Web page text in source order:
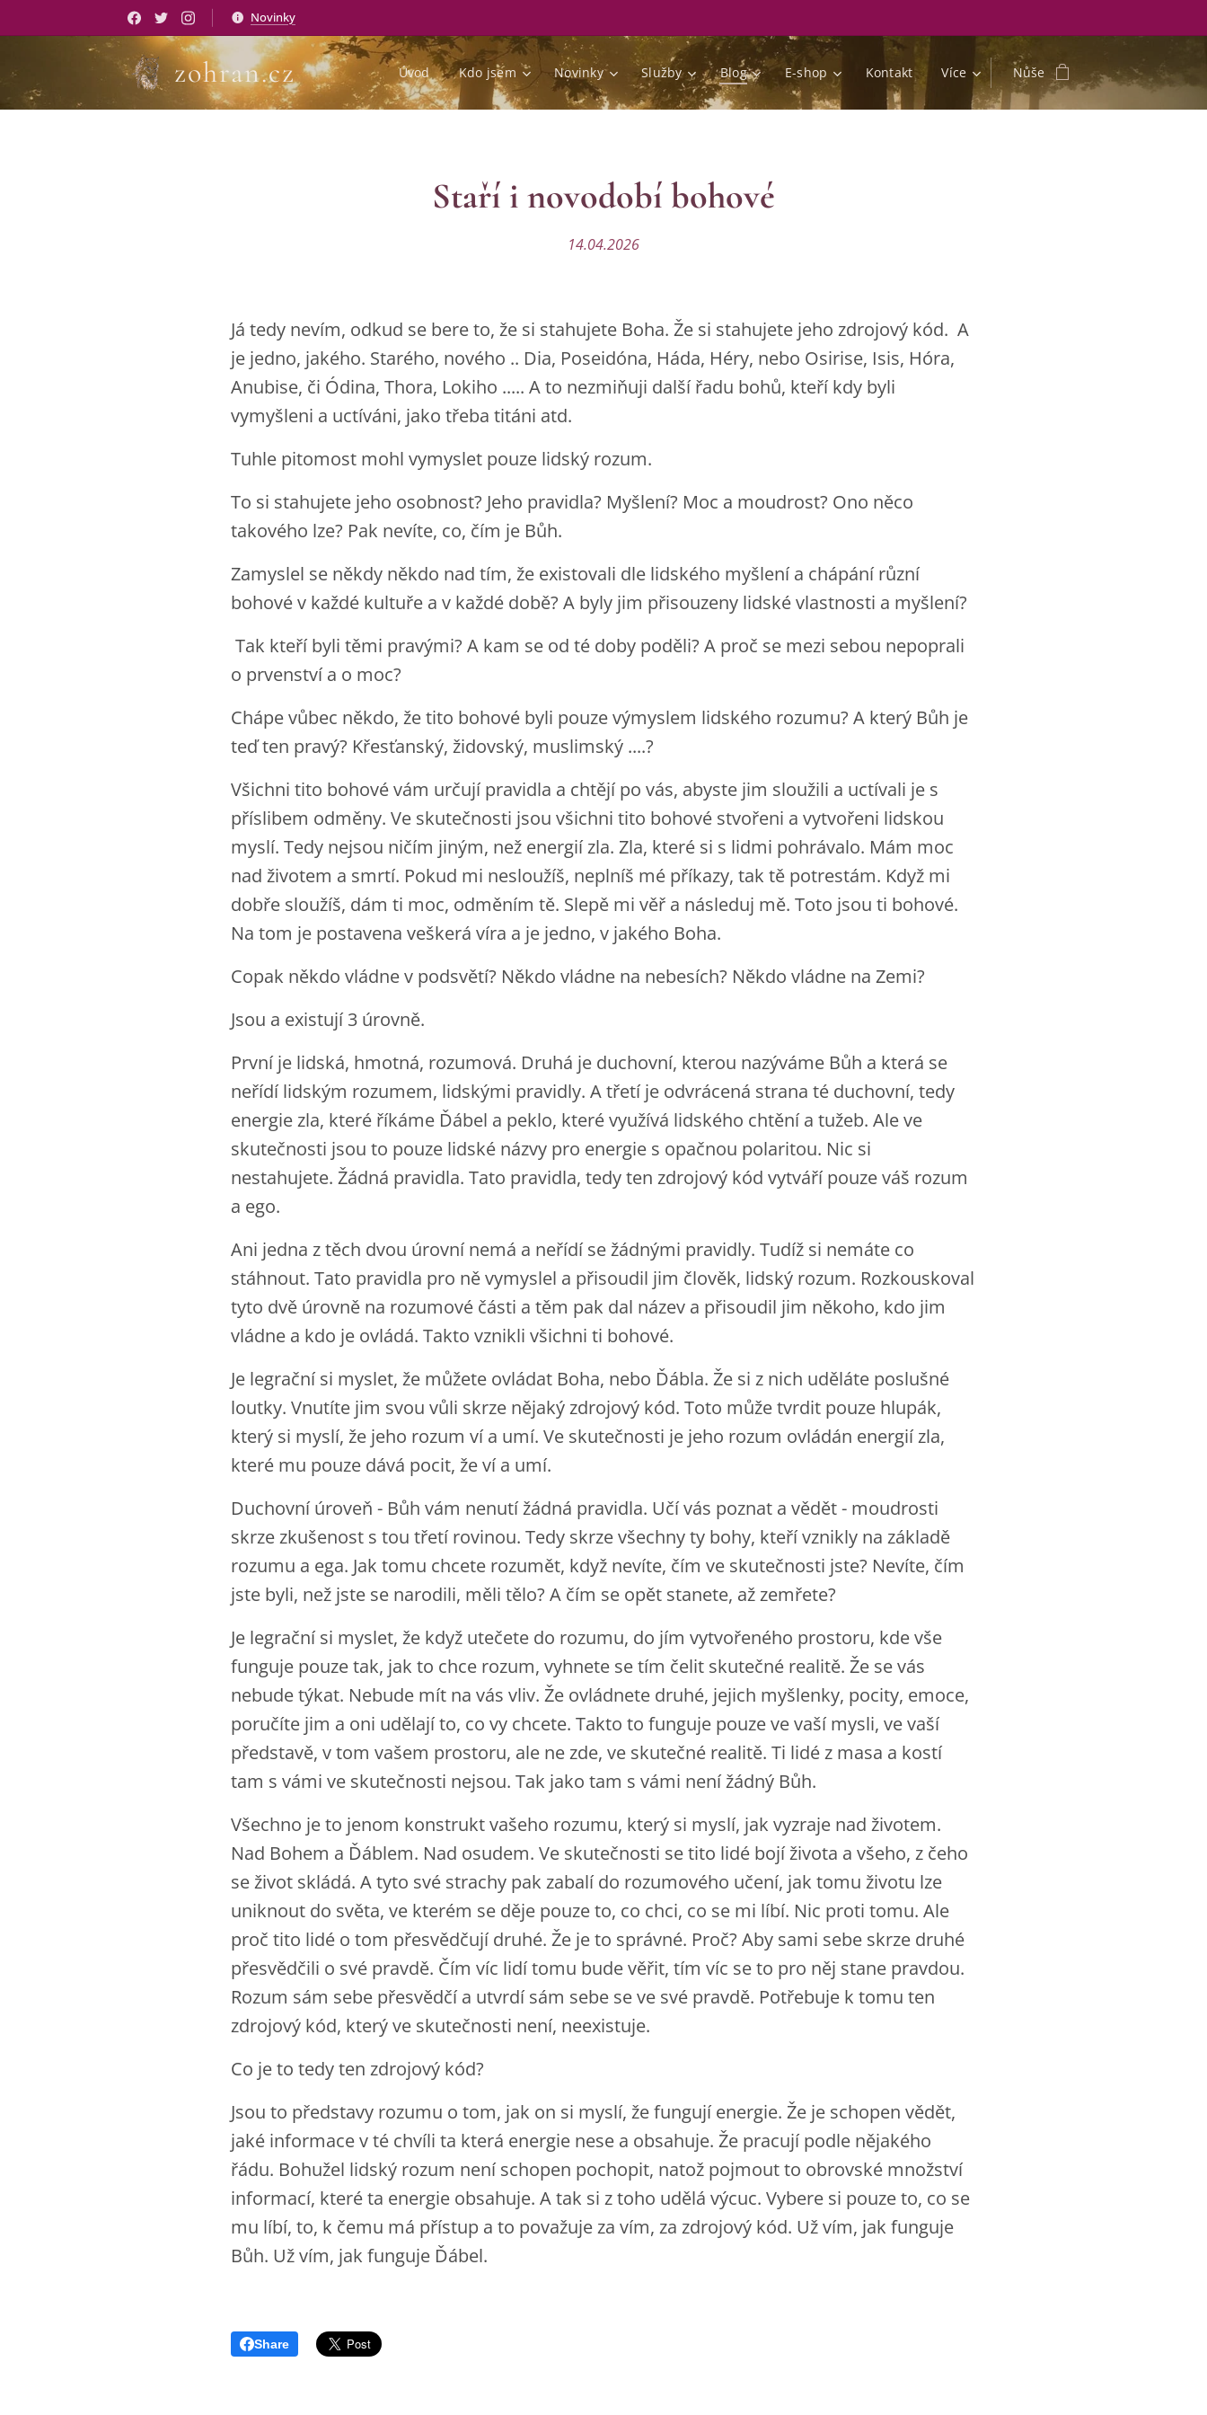
Novinky
zohran.cz Úvod Kdo jsem Novinky Služby Blog E-shop Kontakt Více Nůše
Staří i novodobí bohové
14.04.2026
Já tedy nevím, odkud se bere to, že si stahujete Boha. Že si stahujete jeho zdrojový kód. A
je jedno, jakého. Starého, nového .. Dia, Poseidóna, Háda, Héry, nebo Osirise, Isis, Hóra,
Anubise, či Ódina, Thora, Lokiho ..... A to nezmiňuji další řadu bohů, kteří kdy byli
vymyšleni a uctíváni, jako třeba titáni atd.
Tuhle pitomost mohl vymyslet pouze lidský rozum.
To si stahujete jeho osobnost? Jeho pravidla? Myšlení? Moc a moudrost? Ono něco
takového lze? Pak nevíte, co, čím je Bůh.
Zamyslel se někdy někdo nad tím, že existovali dle lidského myšlení a chápání různí
bohové v každé kultuře a v každé době? A byly jim přisouzeny lidské vlastnosti a myšlení?
Tak kteří byli těmi pravými? A kam se od té doby poděli? A proč se mezi sebou nepoprali
o prvenství a o moc?
Chápe vůbec někdo, že tito bohové byli pouze výmyslem lidského rozumu? A který Bůh je
teď ten pravý? Křesťanský, židovský, muslimský ....?
Všichni tito bohové vám určují pravidla a chtějí po vás, abyste jim sloužili a uctívali je s
příslibem odměny. Ve skutečnosti jsou všichni tito bohové stvořeni a vytvořeni lidskou
myslí. Tedy nejsou ničím jiným, než energií zla. Zla, které si s lidmi pohrávalo. Mám moc
nad životem a smrtí. Pokud mi nesloužíš, neplníš mé příkazy, tak tě potrestám. Když mi
dobře sloužíš, dám ti moc, odměním tě. Slepě mi věř a následuj mě. Toto jsou ti bohové.
Na tom je postavena veškerá víra a je jedno, v jakého Boha.
Copak někdo vládne v podsvětí? Někdo vládne na nebesích? Někdo vládne na Zemi?
Jsou a existují 3 úrovně.
První je lidská, hmotná, rozumová. Druhá je duchovní, kterou nazýváme Bůh a která se
neřídí lidským rozumem, lidskými pravidly. A třetí je odvrácená strana té duchovní, tedy
energie zla, které říkáme Ďábel a peklo, které využívá lidského chtění a tužeb. Ale ve
skutečnosti jsou to pouze lidské názvy pro energie s opačnou polaritou. Nic si
nestahujete. Žádná pravidla. Tato pravidla, tedy ten zdrojový kód vytváří pouze váš rozum
a ego.
Ani jedna z těch dvou úrovní nemá a neřídí se žádnými pravidly. Tudíž si nemáte co
stáhnout. Tato pravidla pro ně vymyslel a přisoudil jim člověk, lidský rozum. Rozkouskoval
tyto dvě úrovně na rozumové části a těm pak dal název a přisoudil jim někoho, kdo jim
vládne a kdo je ovládá. Takto vznikli všichni ti bohové.
Je legrační si myslet, že můžete ovládat Boha, nebo Ďábla. Že si z nich uděláte poslušné
loutky. Vnutíte jim svou vůli skrze nějaký zdrojový kód. Toto může tvrdit pouze hlupák,
který si myslí, že jeho rozum ví a umí. Ve skutečnosti je jeho rozum ovládán energií zla,
které mu pouze dává pocit, že ví a umí.
Duchovní úroveň - Bůh vám nenutí žádná pravidla. Učí vás poznat a vědět - moudrosti
skrze zkušenost s tou třetí rovinou. Tedy skrze všechny ty bohy, kteří vznikly na základě
rozumu a ega. Jak tomu chcete rozumět, když nevíte, čím ve skutečnosti jste? Nevíte, čím
jste byli, než jste se narodili, měli tělo? A čím se opět stanete, až zemřete?
Je legrační si myslet, že když utečete do rozumu, do jím vytvořeného prostoru, kde vše
funguje pouze tak, jak to chce rozum, vyhnete se tím čelit skutečné realitě. Že se vás
nebude týkat. Nebude mít na vás vliv. Že ovládnete druhé, jejich myšlenky, pocity, emoce,
poručíte jim a oni udělají to, co vy chcete. Takto to funguje pouze ve vaší mysli, ve vaší
představě, v tom vašem prostoru, ale ne zde, ve skutečné realitě. Ti lidé z masa a kostí
tam s vámi ve skutečnosti nejsou. Tak jako tam s vámi není žádný Bůh.
Všechno je to jenom konstrukt vašeho rozumu, který si myslí, jak vyzraje nad životem.
Nad Bohem a Ďáblem. Nad osudem. Ve skutečnosti se tito lidé bojí života a všeho, z čeho
se život skládá. A tyto své strachy pak zabalí do rozumového učení, jak tomu životu lze
uniknout do světa, ve kterém se děje pouze to, co chci, co se mi líbí. Nic proti tomu. Ale
proč tito lidé o tom přesvědčují druhé. Že je to správné. Proč? Aby sami sebe skrze druhé
přesvědčili o své pravdě. Čím víc lidí tomu bude věřit, tím víc se to pro něj stane pravdou.
Rozum sám sebe přesvědčí a utvrdí sám sebe se ve své pravdě. Potřebuje k tomu ten
zdrojový kód, který ve skutečnosti není, neexistuje.
Co je to tedy ten zdrojový kód?
Jsou to představy rozumu o tom, jak on si myslí, že fungují energie. Že je schopen vědět,
jaké informace v té chvíli ta která energie nese a obsahuje. Že pracují podle nějakého
řádu. Bohužel lidský rozum není schopen pochopit, natož pojmout to obrovské množství
informací, které ta energie obsahuje. A tak si z toho udělá výcuc. Vybere si pouze to, co se
mu líbí, to, k čemu má přístup a to považuje za vím, za zdrojový kód. Už vím, jak funguje
Bůh. Už vím, jak funguje Ďábel.
Share